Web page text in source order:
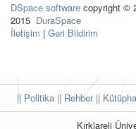
DSpace software copyright ©
2015 DuraSpace
İletişim | Geri Bildirim
|| Politika || Rehber||
Kırklareli